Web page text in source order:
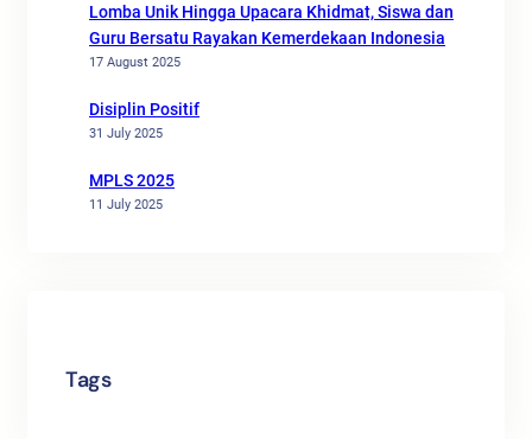
Lomba Unik Hingga Upacara Khidmat, Siswa dan
Guru Bersatu Rayakan Kemerdekaan Indonesia
17 August 2025
Disiplin Positif
31 July 2025
MPLS 2025
11 July 2025
Tags